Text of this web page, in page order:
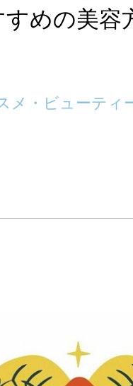
めの美容
メ・ビューティ